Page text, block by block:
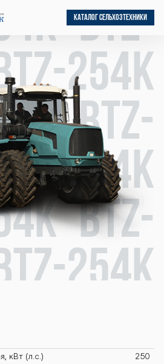
КАТАЛОГ СЕЛЬХОЗТЕХНИКИ
BTZ-
254К
BTZ-
254К
BTZ-
254К
BTZ-
кВт (л.с.) 250